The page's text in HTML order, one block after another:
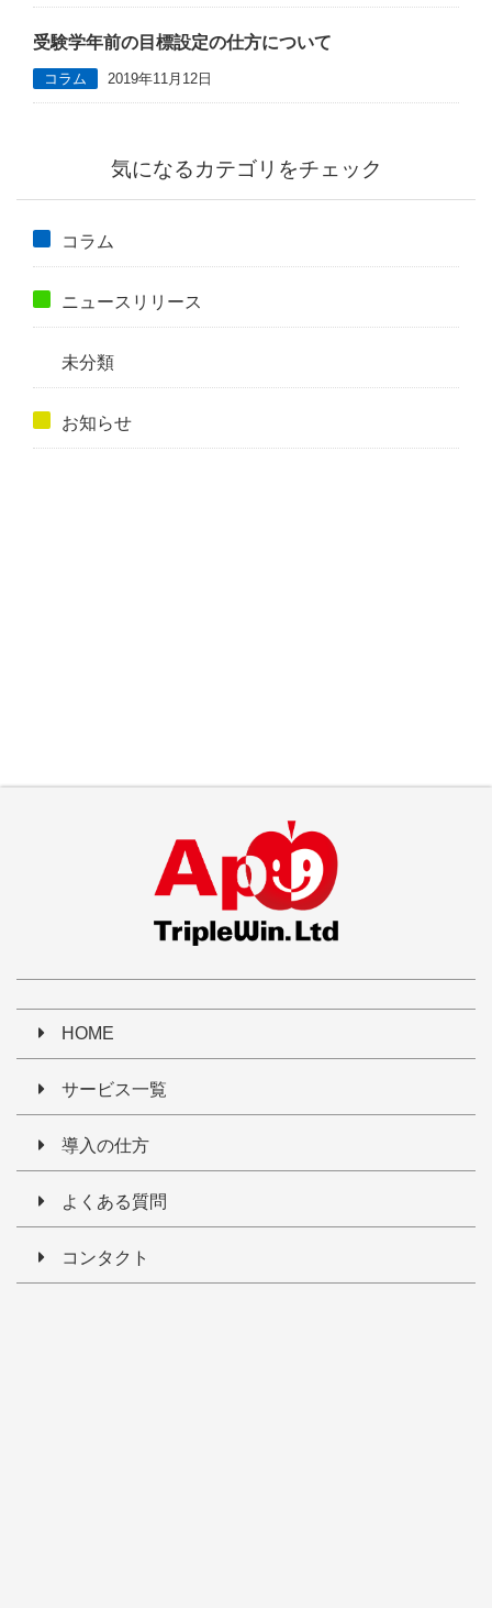
受験学年前の目標設定の仕方について
コラム 2019年11月12日
気になるカテゴリをチェック
コラム
ニュースリリース
未分類
お知らせ
HOME
サービス一覧
導入の仕方
よくある質問
コンタクト